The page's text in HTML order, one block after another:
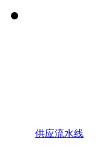
供应流水线